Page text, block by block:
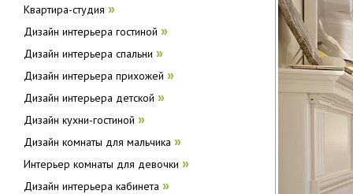
Квартира-студия »
Дизайн интерьера гостиной »
Дизайн интерьера спальни »
Дизайн интерьера прихожей »
Дизайн интерьера детской »
Дизайн кухни-гостиной »
Дизайн комнаты для мальчика »
Интерьер комнаты для девочки »
Дизайн интерьера кабинета »